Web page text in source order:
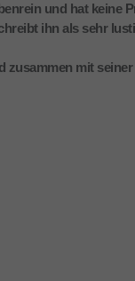
und hat keine
ihn als sehr
zusammen mit